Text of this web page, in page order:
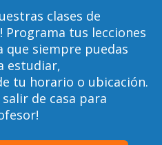
clases de
Programa tus lecciones
que siempre puedas
estudiar,
tu horario o ubicación.
de casa para